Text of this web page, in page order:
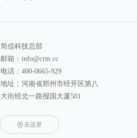
简信科技总部
邮箱：info@crm.cc
电话：400-0665-929
地址：河南省郑州市经开区第八
大街经北一路报国大厦501
去这里